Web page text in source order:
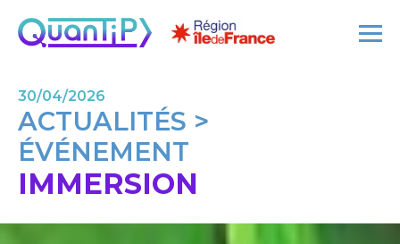
30/04/2026
ACTUALITÉS >
ÉVÉNEMENT
IMMERSION